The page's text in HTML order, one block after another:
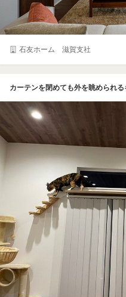
石友ホーム 滋賀支社